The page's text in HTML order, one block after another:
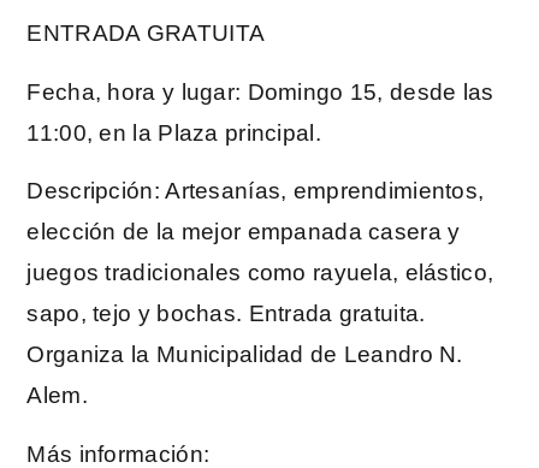
ENTRADA GRATUITA
Fecha, hora y lugar: Domingo 15, desde las
11:00, en la Plaza principal.
Descripción: Artesanías, emprendimientos,
elección de la mejor empanada casera y
juegos tradicionales como rayuela, elástico,
sapo, tejo y bochas. Entrada gratuita.
Organiza la Municipalidad de Leandro N.
Alem.
Más información: